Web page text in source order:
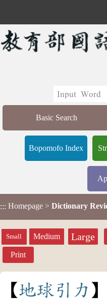
Basic Search
Bopomofo Index
::: Homepage > Dictionary
Small Medium Large
Print
地球 引 力